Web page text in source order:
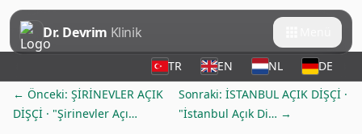
Dr. Devrim Klinik
TR EN NL
DE
← Önceki: ŞİRİNEVLER AÇIK
DİŞÇİ · "Şirinevler Açı…
Sonraki: İSTANBUL AÇIK DİŞÇİ ·
"İstanbul Açık Di… →